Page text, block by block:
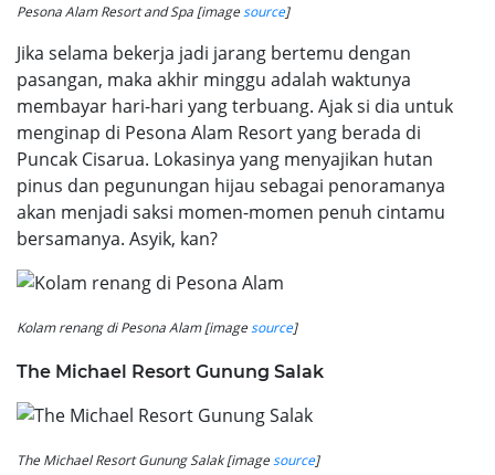
Pesona Alam Resort and Spa [imagesource]
Jika selama bekerja jadi jarang bertemu dengan
pasangan, maka akhir minggu adalah waktunya
membayar hari-hari yang terbuang. Ajak si dia untuk
menginap di Pesona Alam Resort yang berada di
Puncak Cisarua. Lokasinya yang menyajikan hutan
pinus dan pegunungan hijau sebagai penoramanya
akan menjadi saksi momen-momen penuh cintamu
bersamanya. Asyik, kan?
Kolam renang di Pesona Alam [imagesource]
The Michael Resort Gunung Salak
The Michael Resort Gunung Salak [imagesource]